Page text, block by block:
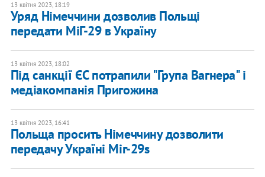
13 квітня 2023, 18:19
Уряд Німеччини дозволив Польщі
передати МіГ-29 в Україну
13 квітня 2023, 18:02
Під санкції ЄС потрапили "Група Вагнера" і
медіакомпанія Пригожина
13 квітня 2023, 16:41
Польща просить Німеччину дозволити
передачу Україні Міг-29s